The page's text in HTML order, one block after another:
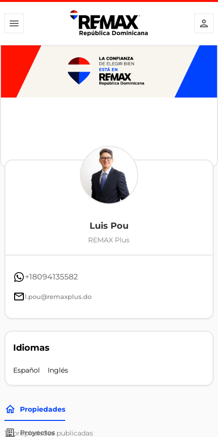
Luis Pou
REMAX Plus
+18094135582
l.pou@remaxplus.do
Idiomas
Español Inglés
Propiedades
Proyectos
12propiedades publicadas